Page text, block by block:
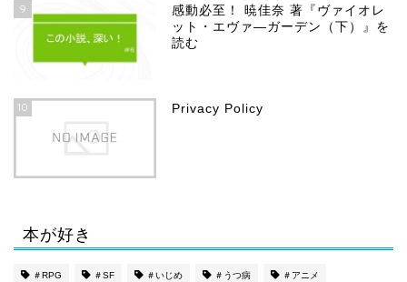
9
感動必至！ 暁佳奈 著『ヴァイオレ
ット・エヴァ―ガーデン（下）』を
読む
10 Privacy Policy
本が好き
＃RPG ＃SF ＃いじめ ＃うつ病 ＃アニメ